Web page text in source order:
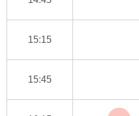
15:15
15:45